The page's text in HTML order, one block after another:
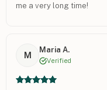
me a very long time!
M
Maria A.
Verified